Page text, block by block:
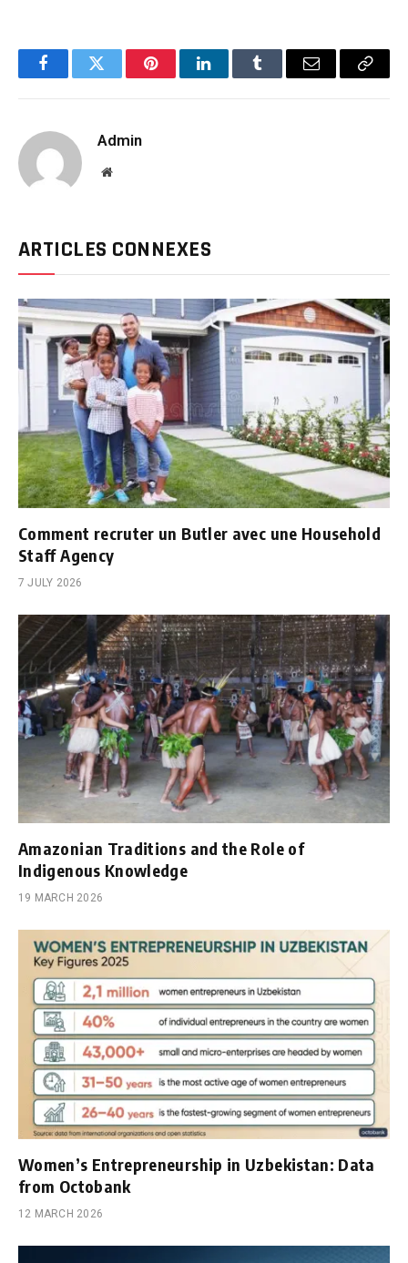
FacebookTwitter PinterestLinkedInTumblr Email
Copy
Admin
Website
ARTICLES CONNEXES
Comment recruter un Butler avec une Household
Staff Agency
7 JULY 2026
Amazonian Traditions and the Role of
Indigenous Knowledge
19 MARCH 2026
Women’s Entrepreneurship in Uzbekistan: Data
from Octobank
12 MARCH 2026